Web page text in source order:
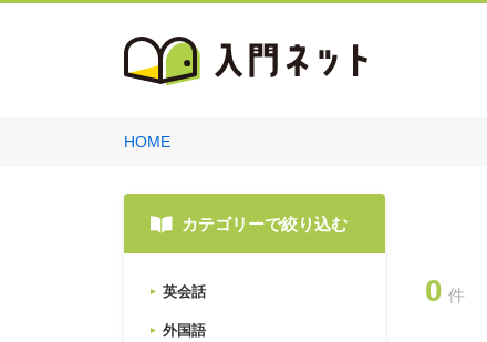
HOME
カテゴリーで絞り込む
英会話
外国語
0 件